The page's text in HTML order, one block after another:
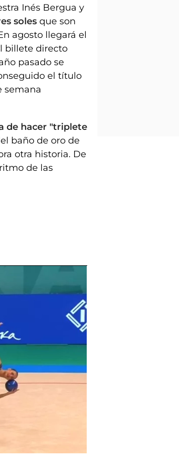
Inés Bergua y
soles que son
agosto llegará el
billete directo
pasado se
el título
semana
de hacer "triplete
baño de oro de
otra historia. De
de las